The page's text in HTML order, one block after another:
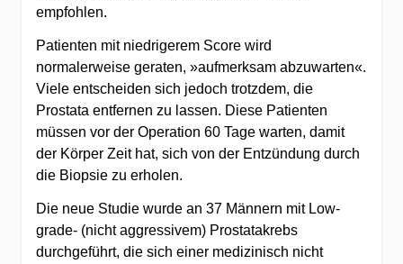
empfohlen.
Patienten mit niedrigerem Score wird
normalerweise geraten, »aufmerksam abzuwarten«.
Viele entscheiden sich jedoch trotzdem, die
Prostata entfernen zu lassen. Diese Patienten
müssen vor der Operation 60 Tage warten, damit
der Körper Zeit hat, sich von der Entzündung durch
die Biopsie zu erholen.
Die neue Studie wurde an 37 Männern mit Low-
grade- (nicht aggressivem) Prostatakrebs
durchgeführt, die sich einer medizinisch nicht